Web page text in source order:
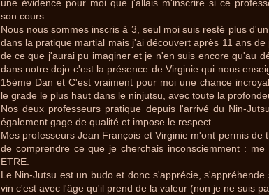
une évidence pour moi que j'allais m'inscrire si ce
son cours.
Nous nous sommes inscris à 3, seul moi suis resté plus
dans la pratique martial mais j'ai découvert après 11 ans
de ce que j'aurai pu imaginer et je n'en suis encore qu'au
dans notre dojo c'est la présence de Virginie qui nous
15ème Dan et C'est vraiment pour moi une chance
le grade le plus haut dans le ninjutsu, avec toute la
Nos deux professeurs pratique depuis l'arrivé du Nin-
également gage de qualité et impose le respect.
Mes professeurs Jean François et Virginie m'ont permis de
de comprendre ce que je cherchais inconsciemment :
ETRE.
Le Nin-Jutsu est un budo et donc s'apprécie,
vin c'est avec l'âge qu'il prend de la valeur (non je ne suis